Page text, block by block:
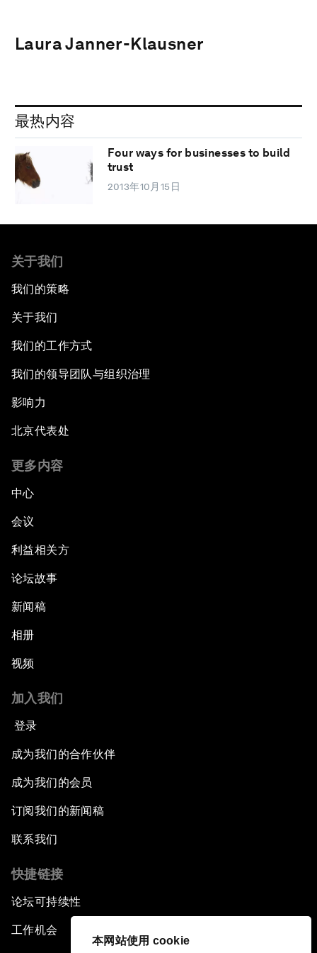
本网站使用 cookie
Laura Janner-Klausner
最热内容
Four ways for businesses to build
trust
2013年10月15日
关于我们
我们的策略
关于我们
我们的工作方式
我们的领导团队与组织治理
影响力
北京代表处
更多内容
中心
会议
利益相关方
论坛故事
新闻稿
相册
视频
加入我们
登录
成为我们的合作伙伴
成为我们的会员
订阅我们的新闻稿
联系我们
快捷链接
论坛可持续性
工作机会